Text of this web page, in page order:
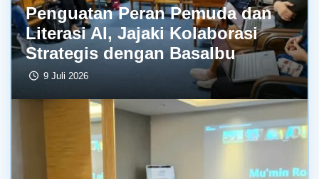
Penguatan Peran Pemuda dan
Literasi AI, Jajaki Kolaborasi
Strategis dengan BasaIbu
9 Juli 2026